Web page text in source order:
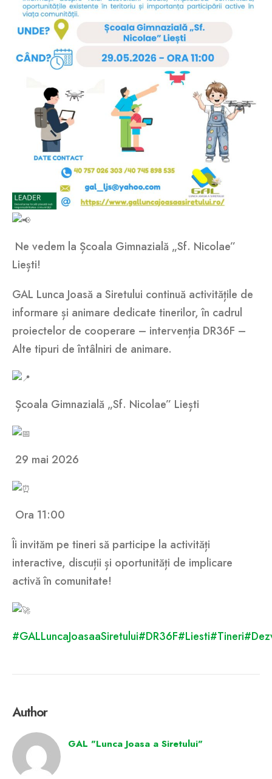
Ne vedem la Școala Gimnazială „Sf. Nicolae”
Liești!
GAL Lunca Joasă a Siretului continuă activitățile de
informare și animare dedicate tinerilor, în cadrul
proiectelor de cooperare – intervenția DR36F –
Alte tipuri de întâlniri de animare.
Școala Gimnazială „Sf. Nicolae” Liești
29 mai 2026
Ora 11:00
Îi invităm pe tineri să participe la activități
interactive, discuții și oportunități de implicare
activă în comunitate!
#GALLuncaJoasaaSiretului#DR36F#Liesti#Tineri
Author
GAL "Lunca Joasa a Siretului"